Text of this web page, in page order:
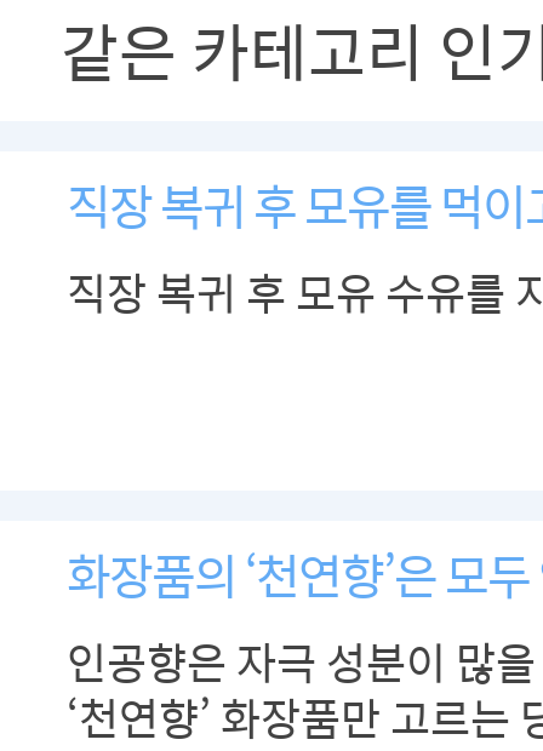
같은 카테고리 인
직장 복귀 후 모유를 먹
직장 복귀 후 모유 수유를
화장품의 ‘천연향’은 모
인공향은 자극 성분이 많
‘천연향’ 화장품만 고르는